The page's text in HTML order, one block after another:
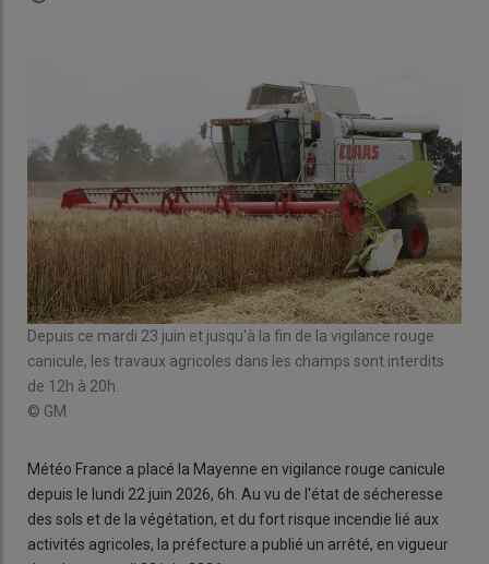
Depuis ce mardi 23 juin et jusqu'à la fin de la vigilance rouge
canicule, les travaux agricoles dans les champs sont interdits
de 12h à 20h.
© GM
Météo France a placé la Mayenne en vigilance rouge canicule
depuis le lundi 22 juin 2026, 6h. Au vu de l'état de sécheresse
des sols et de la végétation, et du fort risque incendie lié aux
activités agricoles, la préfecture a publié un arrêté, en vigueur